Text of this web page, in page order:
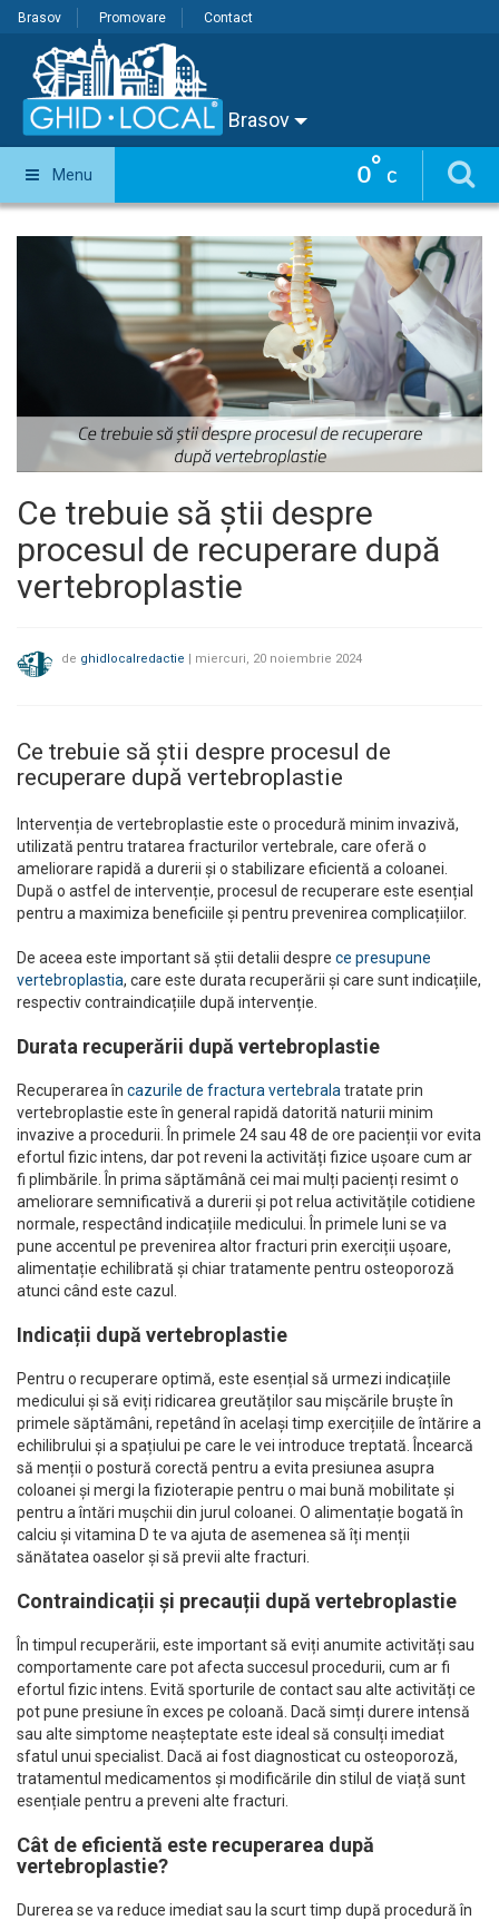
Brasov Promovare Contact
Brasov
0° C
Menu
Ce trebuie să știi despre
procesul de recuperare după
vertebroplastie
de ghidlocalredactie | miercuri, 20 noiembrie 2024
Ce trebuie să știi despre procesul de
recuperare după vertebroplastie
Intervenția de vertebroplastie este o procedură minim invazivă,
utilizată pentru tratarea fracturilor vertebrale, care oferă o
ameliorare rapidă a durerii și o stabilizare eficientă a coloanei.
După o astfel de intervenție, procesul de recuperare este esențial
pentru a maximiza beneficiile și pentru prevenirea complicațiilor.
De aceea este important să știi detalii despre ce presupune
vertebroplastia, care este durata recuperării și care sunt indicațiile,
respectiv contraindicațiile după intervenție.
Durata recuperării după vertebroplastie
Recuperarea în cazurile de fractura vertebrala tratate prin
vertebroplastie este în general rapidă datorită naturii minim
invazive a procedurii. În primele 24 sau 48 de ore pacienții vor evita
efortul fizic intens, dar pot reveni la activități fizice ușoare cum ar
fi plimbările. În prima săptămână cei mai mulți pacienți resimt o
ameliorare semnificativă a durerii și pot relua activitățile cotidiene
normale, respectând indicațiile medicului. În primele luni se va
pune accentul pe prevenirea altor fracturi prin exerciții ușoare,
alimentație echilibrată și chiar tratamente pentru osteoporoză
atunci când este cazul.
Indicații după vertebroplastie
Pentru o recuperare optimă, este esențial să urmezi indicațiile
medicului și să eviți ridicarea greutăților sau mișcările bruște în
primele săptămâni, repetând în același timp exercițiile de întărire a
echilibrului și a spațiului pe care le vei introduce treptată. Încearcă
să menții o postură corectă pentru a evita presiunea asupra
coloanei și mergi la fizioterapie pentru o mai bună mobilitate și
pentru a întări mușchii din jurul coloanei. O alimentație bogată în
calciu și vitamina D te va ajuta de asemenea să îți menții
sănătatea oaselor și să previi alte fracturi.
Contraindicații și precauții după vertebroplastie
În timpul recuperării, este important să eviți anumite activități sau
comportamente care pot afecta succesul procedurii, cum ar fi
efortul fizic intens. Evită sporturile de contact sau alte activități ce
pot pune presiune în exces pe coloană. Dacă simți durere intensă
sau alte simptome neașteptate este ideal să consulți imediat
sfatul unui specialist. Dacă ai fost diagnosticat cu osteoporoză,
tratamentul medicamentos și modificările din stilul de viață sunt
esențiale pentru a preveni alte fracturi.
Cât de eficientă este recuperarea după
vertebroplastie?
Durerea se va reduce imediat sau la scurt timp după procedură în